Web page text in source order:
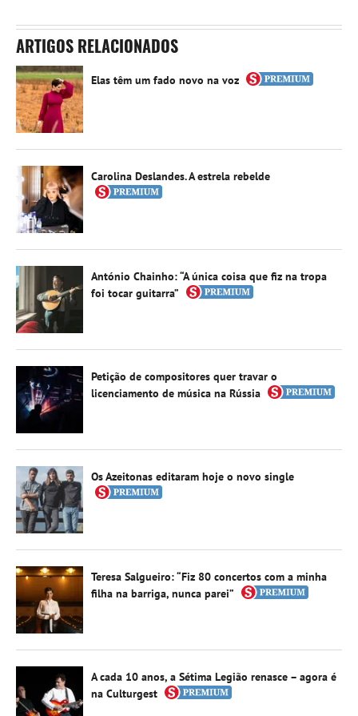
ARTIGOS RELACIONADOS
Elas têm um fado novo na voz
Carolina Deslandes. A estrela rebelde
António Chainho: “A única coisa que fiz na tropa
foi tocar guitarra”
Petição de compositores quer travar o
licenciamento de música na Rússia
Os Azeitonas editaram hoje o novo single
Teresa Salgueiro: “Fiz 80 concertos com a minha
filha na barriga, nunca parei”
A cada 10 anos, a Sétima Legião renasce – agora é
na Culturgest